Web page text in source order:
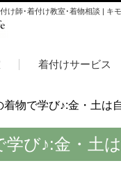
け師･着付け教室･着物相談 | キ
着付けサービス
着物で学び♪:金・土
学び♪:金・土